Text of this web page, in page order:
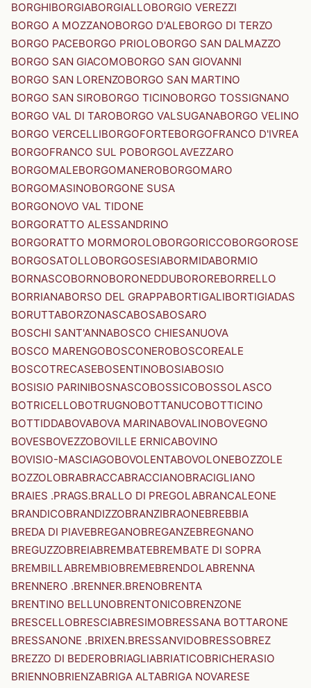
BORGHIBORGIABORGIALLOBORGIO VEREZZI
BORGO A MOZZANOBORGO D'ALEBORGO DI TERZO
BORGO PACEBORGO PRIOLOBORGO SAN DALMAZZO
BORGO SAN GIACOMOBORGO SAN GIOVANNI
BORGO SAN LORENZOBORGO SAN MARTINO
BORGO SAN SIROBORGO TICINOBORGO TOSSIGNANO
BORGO VAL DI TAROBORGO VALSUGANABORGO VELINO
BORGO VERCELLIBORGOFORTEBORGOFRANCO D'IVREA
BORGOFRANCO SUL POBORGOLAVEZZARO
BORGOMALEBORGOMANEROBORGOMARO
BORGOMASINOBORGONE SUSA
BORGONOVO VAL TIDONE
BORGORATTO ALESSANDRINO
BORGORATTO MORMOROLOBORGORICCOBORGOROSE
BORGOSATOLLOBORGOSESIABORMIDABORMIO
BORNASCOBORNOBORONEDDUBOROREBORRELLO
BORRIANABORSO DEL GRAPPABORTIGALIBORTIGIADAS
BORUTTABORZONASCABOSABOSARO
BOSCHI SANT'ANNABOSCO CHIESANUOVA
BOSCO MARENGOBOSCONEROBOSCOREALE
BOSCOTRECASEBOSENTINOBOSIABOSIO
BOSISIO PARINIBOSNASCOBOSSICOBOSSOLASCO
BOTRICELLOBOTRUGNOBOTTANUCOBOTTICINO
BOTTIDDABOVABOVA MARINABOVALINOBOVEGNO
BOVESBOVEZZOBOVILLE ERNICABOVINO
BOVISIO-MASCIAGOBOVOLENTABOVOLONEBOZZOLE
BOZZOLOBRABRACCABRACCIANOBRACIGLIANO
BRAIES .PRAGS.BRALLO DI PREGOLABRANCALEONE
BRANDICOBRANDIZZOBRANZIBRAONEBREBBIA
BREDA DI PIAVEBREGANOBREGANZEBREGNANO
BREGUZZOBREIABREMBATEBREMBATE DI SOPRA
BREMBILLABREMBIOBREMEBRENDOLABRENNA
BRENNERO .BRENNER.BRENOBRENTA
BRENTINO BELLUNOBRENTONICOBRENZONE
BRESCELLOBRESCIABRESIMOBRESSANA BOTTARONE
BRESSANONE .BRIXEN.BRESSANVIDOBRESSOBREZ
BREZZO DI BEDEROBRIAGLIABRIATICOBRICHERASIO
BRIENNOBRIENZABRIGA ALTABRIGA NOVARESE